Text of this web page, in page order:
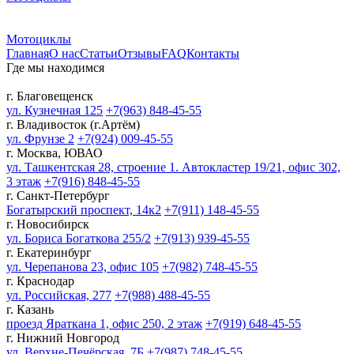
Мотоциклы
ГлавнаяО насСтатьиОтзывыFAQКонтакты
Где мы находимся
г. Благовещенск
ул. Кузнечная 125 +7(963) 848-45-55
г. Владивосток (г.Артём)
ул. Фрунзе 2 +7(924) 009-45-55
г. Москва, ЮВАО
ул. Ташкентская 28, строение 1. Автокластер 19/21, офис 302,
3 этаж +7(916) 848-45-55
г. Санкт-Петербург
Богатырский проспект, 14к2 +7(911) 148-45-55
г. Новосибирск
ул. Бориса Богаткова 255/2 +7(913) 939-45-55
г. Екатеринбург
ул. Черепанова 23, офис 105 +7(982) 748-45-55
г. Краснодар
ул. Российская, 277 +7(988) 488-45-55
г. Казань
проезд Яраткана 1, офис 250, 2 этаж +7(919) 648-45-55
г. Нижний Новгород